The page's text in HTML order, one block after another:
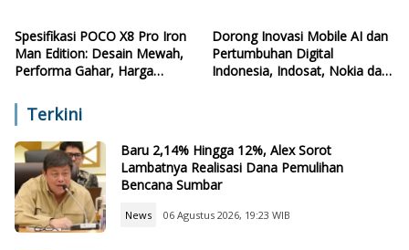
Spesifikasi POCO X8 Pro Iron
Man Edition: Desain Mewah,
Performa Gahar, Harga
Dorong Inovasi Mobile AI dan
Pertumbuhan Digital
Indonesia, Indosat, Nokia dan
Terkini
Baru 2,14% Hingga 12%, Alex Sorot
Lambatnya Realisasi Dana Pemulihan
Bencana Sumbar
News 06 Agustus 2026, 19:23 WIB